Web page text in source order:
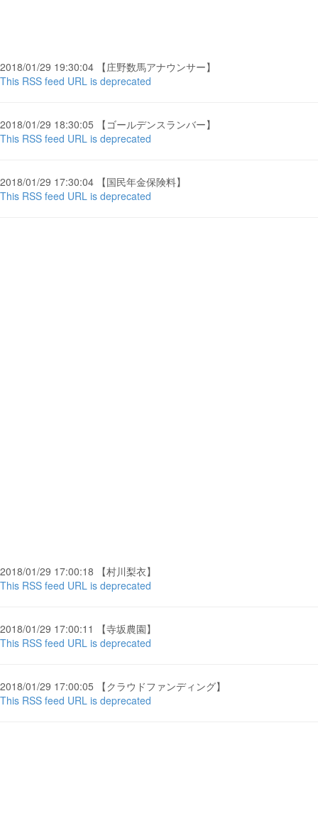
2018/01/29 19:30:04 【庄野数馬アナウンサー】
This RSS feed URL is deprecated
2018/01/29 18:30:05 【ゴールデンスランバー】
This RSS feed URL is deprecated
2018/01/29 17:30:04 【国民年金保険料】
This RSS feed URL is deprecated
2018/01/29 17:00:18 【村川梨衣】
This RSS feed URL is deprecated
2018/01/29 17:00:11 【寺坂農園】
This RSS feed URL is deprecated
2018/01/29 17:00:05 【クラウドファンディング】
This RSS feed URL is deprecated